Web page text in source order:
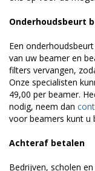
Onderhoudsbeurt
Een
van uw beamer en
filters vervangen,
Onze specialisten
49,00 per beamer.
nodig, neem dan
voor beamers kunt u
Achteraf betalen
Bedrijven, scholen